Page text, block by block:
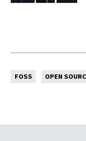
FOSS OPEN